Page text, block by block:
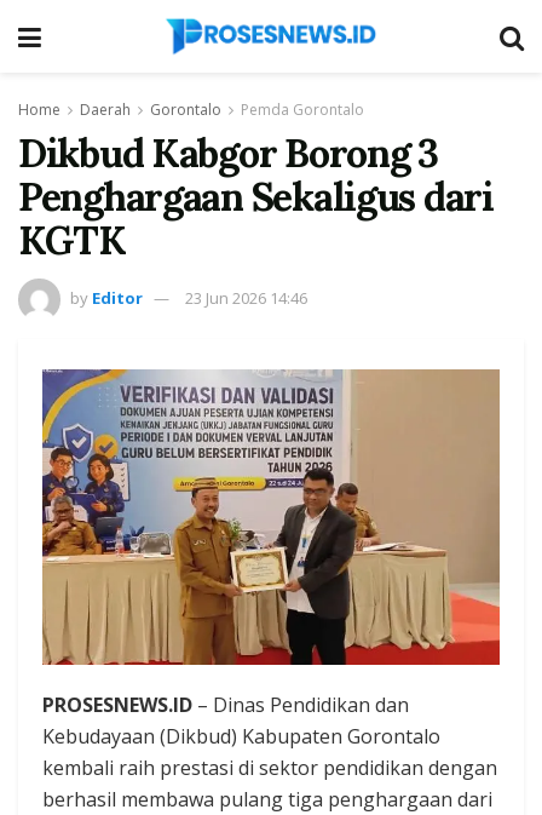
Home Daerah Gorontalo Pemda Gorontalo
Dikbud Kabgor Borong 3
Penghargaan Sekaligus dari
KGTK
by Editor 23 Jun 2026 14:46
PROSESNEWS.ID – Dinas Pendidikan dan
Kebudayaan (Dikbud) Kabupaten Gorontalo
kembali raih prestasi di sektor pendidikan dengan
berhasil membawa pulang tiga penghargaan dari